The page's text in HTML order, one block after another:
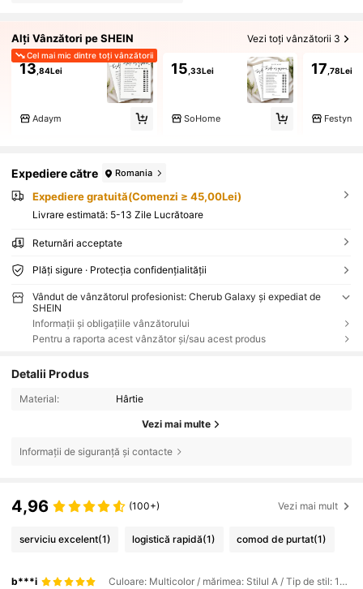
Alți Vânzători pe SHEIN Vezi toți vânzătorii 3
Cel mai mic dintre toți vânzătorii
13 ,84Lei
Adaym
15 ,33Lei
SoHome
17 ,78Lei
Festyn
Expediere către Romania
Expediere gratuită(Comenzi ≥ 45,00Lei)
Livrare estimată: 5-13 Zile Lucrătoare
Returnări acceptate
Plăți sigure · Protecția confidențialității
Vândut de vânzătorul profesionist: Cherub Galaxy și expediat de
SHEIN
Informații și obligațiile vânzătorului
Pentru a raporta acest vânzător și/sau acest produs
Detalii Produs
Material: Hârtie
Vezi mai multe
Informații de siguranță și contacte
4,96 (100+) Vezi mai mult
serviciu excelent(1) logistică rapidă(1) comod de purtat(1)
b***i Culoare: Multicolor / mărimea: Stilul A / Tip de stil: 10 buc